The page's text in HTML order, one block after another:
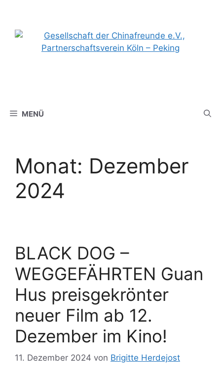
springen
MENÜ
Monat: Dezember
2024
BLACK DOG –
WEGGEFÄHRTEN Guan
Hus preisgekrönter
neuer Film ab 12.
Dezember im Kino!
11. Dezember 2024 von Brigitte Herdejost